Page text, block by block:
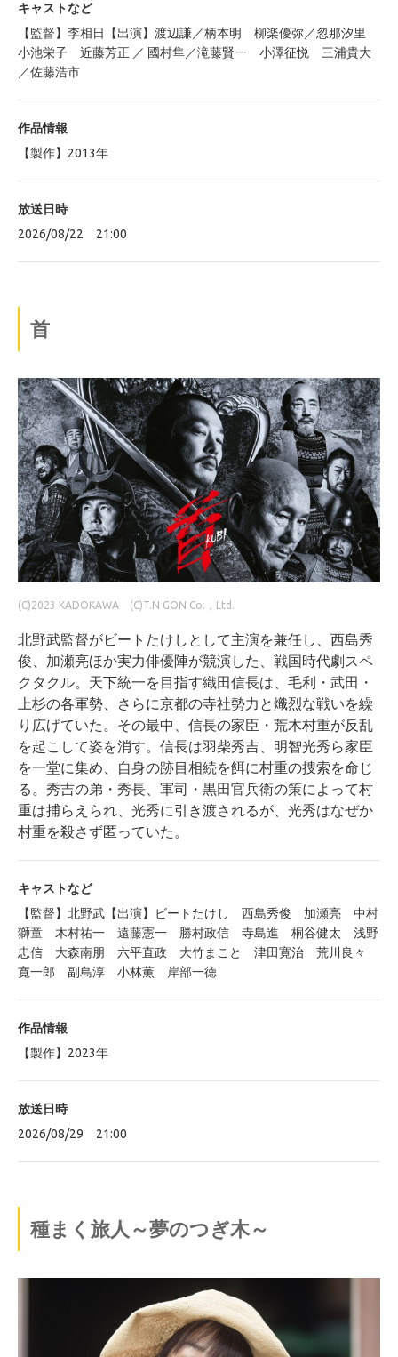
キャストなど
【監督】李相日【出演】渡辺謙／柄本明 柳楽優弥／忽那汐里
小池栄子 近藤芳正 ／ 國村隼／滝藤賢一 小澤征悦 三浦貴大
／佐藤浩市
作品情報
【製作】2013年
放送日時
2026/08/22 21:00
首
(C)2023 KADOKAWA (C)T.N GON Co.，Ltd.
北野武監督がビートたけしとして主演を兼任し、西島秀
俊、加瀬亮ほか実力俳優陣が競演した、戦国時代劇スペ
クタクル。天下統一を目指す織田信長は、毛利・武田・
上杉の各軍勢、さらに京都の寺社勢力と熾烈な戦いを繰
り広げていた。その最中、信長の家臣・荒木村重が反乱
を起こして姿を消す。信長は羽柴秀吉、明智光秀ら家臣
を一堂に集め、自身の跡目相続を餌に村重の捜索を命じ
る。秀吉の弟・秀長、軍司・黒田官兵衛の策によって村
重は捕らえられ、光秀に引き渡されるが、光秀はなぜか
村重を殺さず匿っていた。
キャストなど
【監督】北野武【出演】ビートたけし 西島秀俊 加瀬亮 中村
獅童 木村祐一 遠藤憲一 勝村政信 寺島進 桐谷健太 浅野
忠信 大森南朋 六平直政 大竹まこと 津田寛治 荒川良々
寛一郎 副島淳 小林薫 岸部一徳
作品情報
【製作】2023年
放送日時
2026/08/29 21:00
種まく旅人～夢のつぎ木～